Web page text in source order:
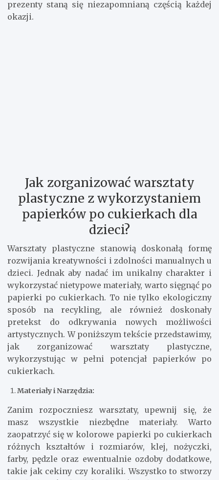
prezenty staną się niezapomnianą częścią każdej
okazji.
Jak zorganizować warsztaty
plastyczne z wykorzystaniem
papierków po cukierkach dla
dzieci?
Warsztaty plastyczne stanowią doskonałą formę
rozwijania kreatywności i zdolności manualnych u
dzieci. Jednak aby nadać im unikalny charakter i
wykorzystać nietypowe materiały, warto sięgnąć po
papierki po cukierkach. To nie tylko ekologiczny
sposób na recykling, ale również doskonały
pretekst do odkrywania nowych możliwości
artystycznych. W poniższym tekście przedstawimy,
jak zorganizować warsztaty plastyczne,
wykorzystując w pełni potencjał papierków po
cukierkach.
Materiały i Narzędzia:
Zanim rozpoczniesz warsztaty, upewnij się, że
masz wszystkie niezbędne materiały. Warto
zaopatrzyć się w kolorowe papierki po cukierkach
różnych kształtów i rozmiarów, klej, nożyczki,
farby, pędzle oraz ewentualnie ozdoby dodatkowe,
takie jak cekiny czy koraliki. Wszystko to stworzy